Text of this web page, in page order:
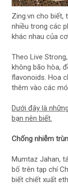
Zing.vn cho biết,
nhiều trong các
khác nhau của
Theo Live
không bão hòa,
flavonoids. Hoa
thêm vào các
Dưới đây là
bạn nên biết.
Chống nhiễm
Mumtaz Jahan,
bố trên tạp chí
biết chiết xuất